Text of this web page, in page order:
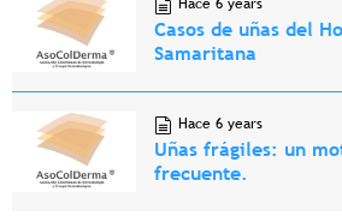
Hace 6 years
Casos de uñas del
Samaritana
Hace 6 years
Uñas frágiles: un
frecuente.